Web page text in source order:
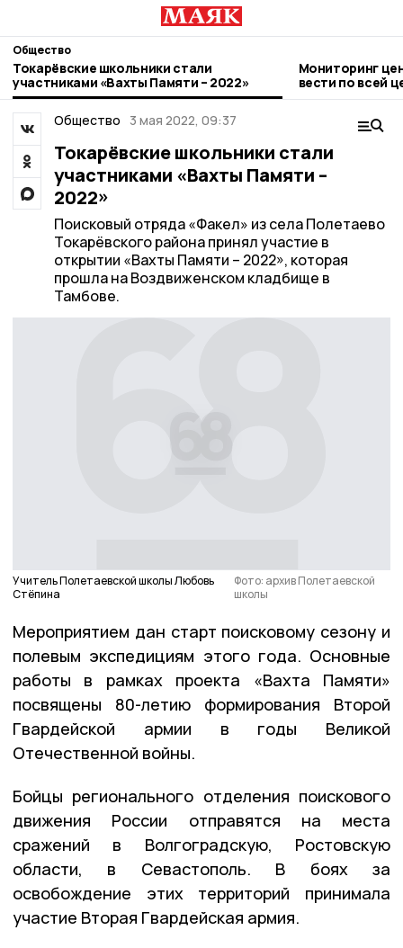
Общество
Токарёвские школьники стали
участниками «Вахты Памяти – 2022»
Мониторинг
вести по всей
Общество 3 мая 2022, 09:37
Токарёвские школьники стали
участниками «Вахты Памяти –
2022»
Поисковый отряда «Факел» из села Полетаево
Токарёвского района принял участие в
открытии «Вахты Памяти – 2022», которая
прошла на Воздвиженском кладбище в
Тамбове.
Учитель Полетаевской школы Любовь
Стёпина
Фото: архив Полетаевской
школы
Мероприятием дан старт поисковому сезону и
полевым экспедициям этого года. Основные
работы в рамках проекта «Вахта Памяти»
посвящены 80-летию формирования Второй
Гвардейской армии в годы Великой
Отечественной войны.
Бойцы регионального отделения поискового
движения России отправятся на места
сражений в Волгоградскую, Ростовскую
области, в Севастополь. В боях за
освобождение этих территорий принимала
участие Вторая Гвардейская армия.